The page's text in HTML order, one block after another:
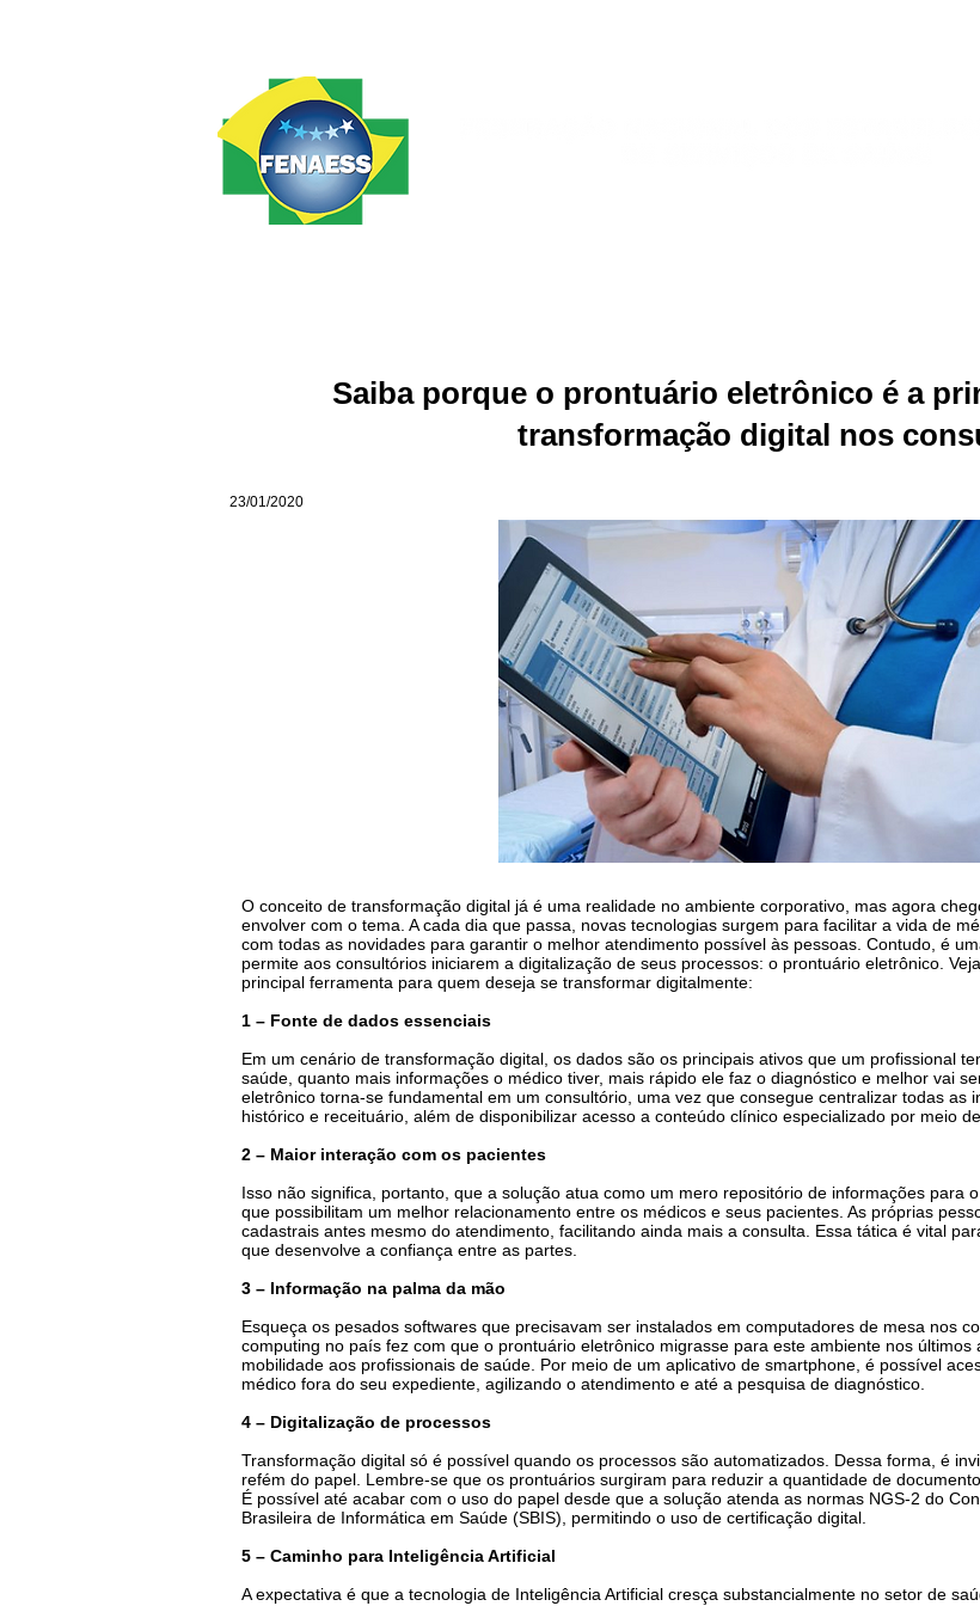
Saiba porque o prontuário eletrônico é a
transformação digital nos
23/01/2020
O conceito de transformação digital já é uma realidade no ambiente corporativo, mas agora
envolver com o tema. A cada dia que passa, novas tecnologias surgem para facilitar a vida de
com todas as novidades para garantir o melhor atendimento possível às pessoas. Contudo, é
permite aos consultórios iniciarem a digitalização de seus processos: o prontuário eletrônico.
principal ferramenta para quem deseja se transformar digitalmente:
1 – Fonte de dados essenciais
Em um cenário de transformação digital, os dados são os principais ativos que um profissional
saúde, quanto mais informações o médico tiver, mais rápido ele faz o diagnóstico e melhor vai
eletrônico torna-se fundamental em um consultório, uma vez que consegue centralizar todas as
histórico e receituário, além de disponibilizar acesso a conteúdo clínico especializado por meio
2 – Maior interação com os pacientes
Isso não significa, portanto, que a solução atua como um mero repositório de informações para
que possibilitam um melhor relacionamento entre os médicos e seus pacientes. As próprias
cadastrais antes mesmo do atendimento, facilitando ainda mais a consulta. Essa tática é vital
que desenvolve a confiança entre as partes.
3 – Informação na palma da mão
Esqueça os pesados softwares que precisavam ser instalados em computadores de mesa nos
computing no país fez com que o prontuário eletrônico migrasse para este ambiente nos
mobilidade aos profissionais de saúde. Por meio de um aplicativo de smartphone, é possível
médico fora do seu expediente, agilizando o atendimento e até a pesquisa de diagnóstico.
4 – Digitalização de processos
Transformação digital só é possível quando os processos são automatizados. Dessa forma, é
refém do papel. Lembre-se que os prontuários surgiram para reduzir a quantidade de
É possível até acabar com o uso do papel desde que a solução atenda as normas NGS-2 do
Brasileira de Informática em Saúde (SBIS), permitindo o uso de certificação digital.
5 – Caminho para Inteligência Artificial
A expectativa é que a tecnologia de Inteligência Artificial cresça substancialmente no setor de